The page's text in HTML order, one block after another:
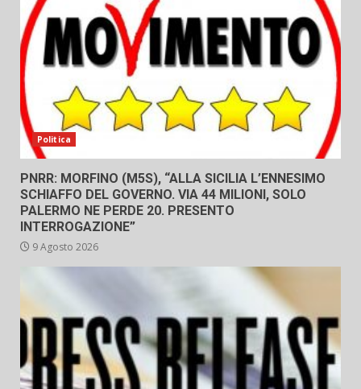
Politica
PNRR: MORFINO (M5S), “ALLA SICILIA L’ENNESIMO
SCHIAFFO DEL GOVERNO. VIA 44 MILIONI, SOLO
PALERMO NE PERDE 20. PRESENTO
INTERROGAZIONE”
9 Agosto 2026